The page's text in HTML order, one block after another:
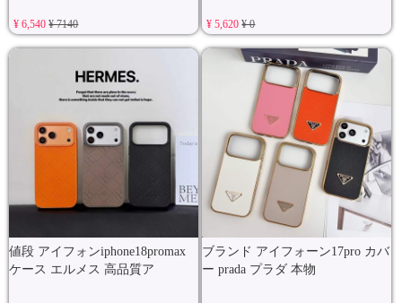
¥ 6,540¥ 7140 ¥ 5,620¥ 0
値段 アイフォンiphone18promax
ケース エルメス 高品質ア
ブランド アイフォーン17pro カバ
ー prada プラダ 本物